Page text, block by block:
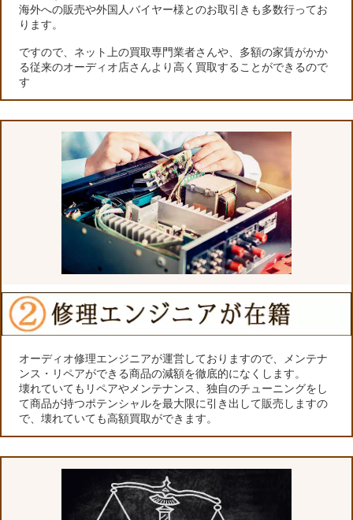
海外への販売や外国人バイヤー様とのお取引きも多数行ってお
ります。
ですので、ネット上の買取専門業者さんや、多額の家賃がかか
る従来のオーディオ店さんより高く買取することができるので
す
オーディオ修理エンジニアが運営しておりますので、メンテナ
ンス・リペアができる商品の減額を徹底的になくします。
壊れていてもリペアやメンテナンス、独自のチューニングをし
て商品が持つポテンシャルを最大限に引き出して販売しますの
で、壊れていても高額買取ができます。